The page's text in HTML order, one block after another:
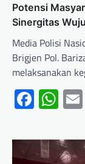
Potensi
Sinergitas
Media Polisi
Brigjen Pol.
melaksanakan